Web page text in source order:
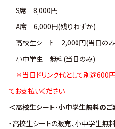
S席 8,000円
A席 6,000円(残りわずか)
高校生シート 2,000円(当日のみ
小中学生 無料(当日のみ)
※当日ドリンク代として別途600
てお支払いください
＜高校生シート・小中学生無料のご
・高校生シートの販売、小中学生